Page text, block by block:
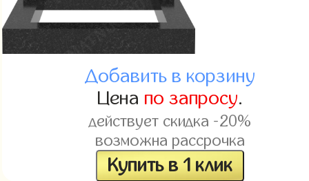
Добавить в корзину
Цена по запросу.
действует скидка -20%
возможна рассрочка
Купить в 1 клик